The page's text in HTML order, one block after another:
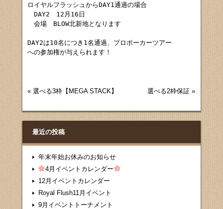
ロイヤルフラッシュからDAY1通過の場合
DAY2　12月16日
会場　BLOW北新地となります
DAY2は10名につき1名通過、プロポーカーツアー
への参加権が与えられます！
«選べる3枠【MEGA STACK】 選べる2枠保証 »
最近の投稿
年末年始お休みのお知らせ
4月イベントカレンダー
12月イベントカレンダー
Royal Flush11月イベント
9月イベントトーナメント